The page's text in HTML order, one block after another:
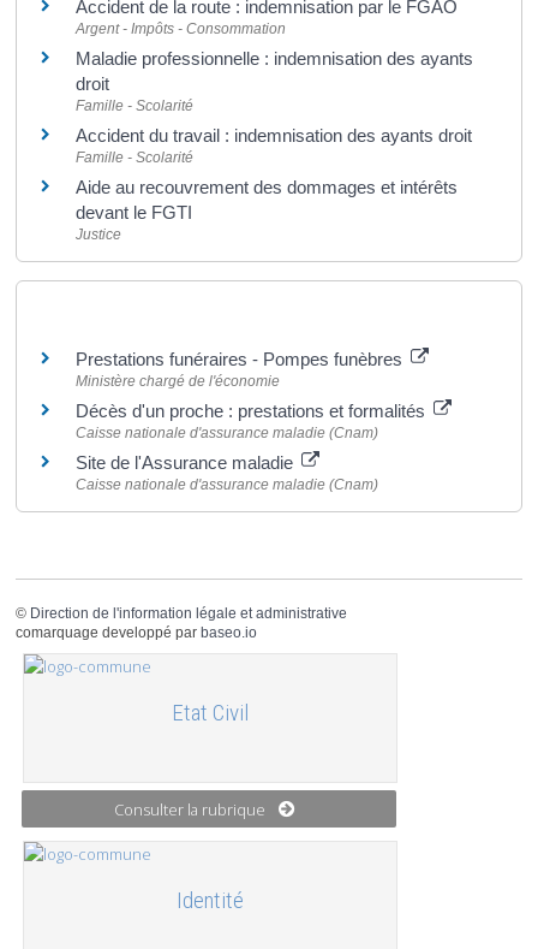
Accident de la route : indemnisation par le FGAO
Argent - Impôts - Consommation
Maladie professionnelle : indemnisation des ayants
droit
Famille - Scolarité
Accident du travail : indemnisation des ayants droit
Famille - Scolarité
Aide au recouvrement des dommages et intérêts
devant le FGTI
Justice
Prestations funéraires - Pompes funèbres
Ministère chargé de l'économie
Décès d'un proche : prestations et formalités
Caisse nationale d'assurance maladie (Cnam)
Site de l'Assurance maladie
Caisse nationale d'assurance maladie (Cnam)
© Direction de l'information légale et administrative
comarquage developpé par baseo.io
Etat Civil
Consulter la rubrique
Identité